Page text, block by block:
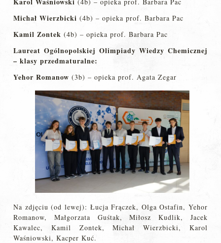
Michał Wierzbicki (4b) – opieka prof. Barbara Pac
Kamil Zontek(4b) – opieka prof. Barbara Pac
Laureat Ogólnopolskiej Olimpiady Wiedzy Chemicznej
– klasy przedmaturalne:
Yehor Romanow (3b) – opieka prof. Agata Zegar
Na zdjęciu (od lewej): Łucja Frączek, Olga Ostafin, Yehor
Romanow, Małgorzata Guśtak, Miłosz Kudlik, Jacek
Kawalec, Kamil Zontek, Michał Wierzbicki, Karol
Waśniowski, Kacper Kuć.